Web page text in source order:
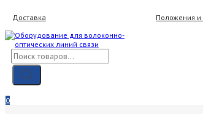
to
content
Доставка Положения и
Поиск
товаров
0